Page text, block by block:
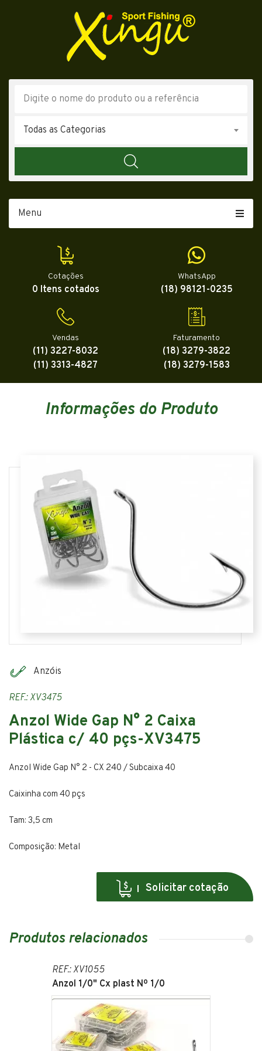
Todas as Categorias
Menu
Cotações
0 Itens cotados
WhatsApp
(18) 98121-0235
Vendas
(11) 3227-8032
(11) 3313-4827
Faturamento
(18) 3279-3822
(18) 3279-1583
Informações do Produto
Anzóis
REF.: XV3475
Anzol Wide Gap N° 2 Caixa
Plástica c/ 40 pçs-XV3475
Anzol Wide Gap N° 2 - CX 240 / Subcaixa 40
Caixinha com 40 pçs
Tam: 3,5 cm
Composição: Metal
Solicitar cotação
Produtos relacionados
REF.: XV1055
Anzol 1/0" Cx plast Nº 1/0